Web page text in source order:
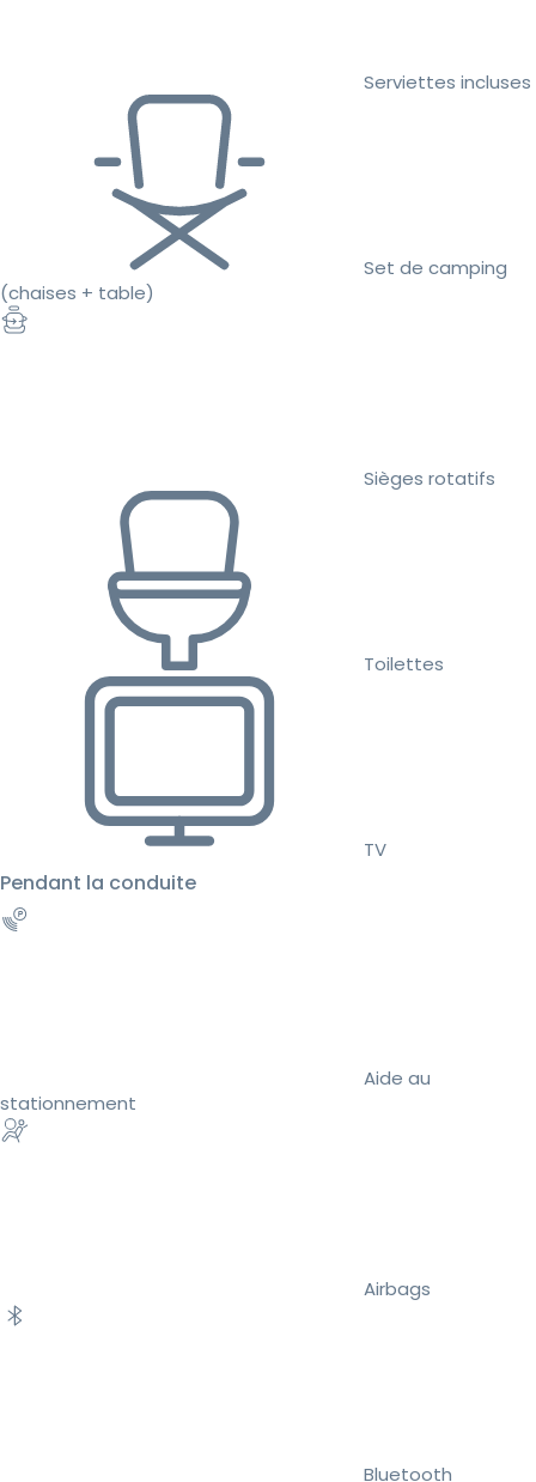
Serviettes incluses
Set de camping
(chaises + table)
Sièges rotatifs
Toilettes
TV
Pendant la conduite
Aide au
stationnement
Airbags
Bluetooth